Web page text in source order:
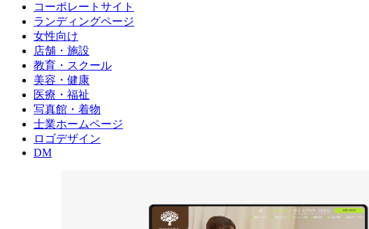
コーポレートサイト
ランディングページ
女性向け
店舗・施設
教育・スクール
美容・健康
医療・福祉
写真館・着物
士業ホームページ
ロゴデザイン
DM